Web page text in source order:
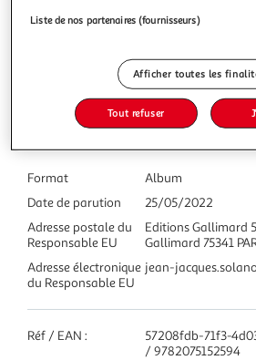
Caractéristiques
Format
Album
Date de parution
25/05/2022
Adresse postale du
Responsable EU
Editions Gallimard
Gallimard 75341
Adresse électronique
du Responsable EU
jean-
Réf / EAN :
57208fdb-71f3-
/ 9782075152594
Liste de nos partenaires (fournisseurs)
Afficher toutes les
Tout refuser